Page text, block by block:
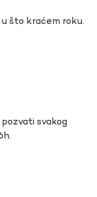
u što kraćem roku.
svakog